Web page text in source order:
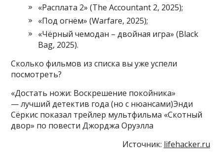
«Расплата 2» (The Accountant 2, 2025);
«Под огнём» (Warfare, 2025);
«Чёрный чемодан – двойная игра» (Black
Bag, 2025).
Сколько фильмов из списка вы уже успели
посмотреть?
«Достать ножи: Воскрешение покойника»
— лучший детектив года (но с нюансами)Энди
Сёркис показал трейлер мультфильма «Скотный
двор» по повести Джорджа Оруэлла
Источник: lifehacker.ru